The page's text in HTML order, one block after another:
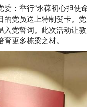
委：举行“永葆初心担使
的党员送上特制贺卡。
入党誓词。此次活动让
更多栋梁之材。